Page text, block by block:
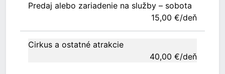
Predaj alebo zariadenie na služby – sobota
15,00 €/deň
Cirkus a ostatné atrakcie
40,00 €/deň